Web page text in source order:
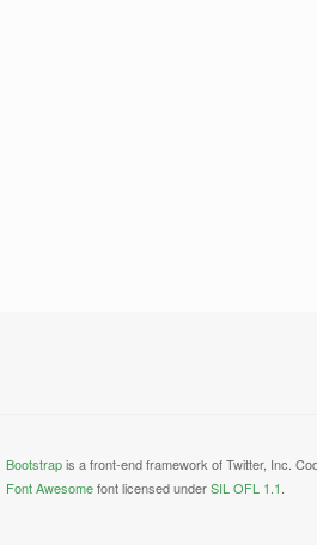
Bootstrapis a front-end framework of Twitter, Inc.
Font Awesomefont licensed underSIL OFL 1.1